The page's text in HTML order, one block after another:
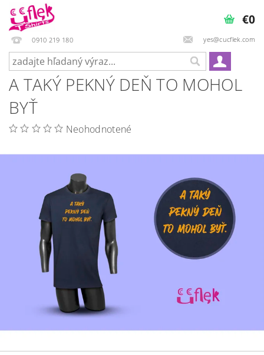
0910 219 180 yes@cucflek.com
€0
A TAKÝ PEKNÝ DEŇ TO MOHOL
BYŤ
Neohodnotené